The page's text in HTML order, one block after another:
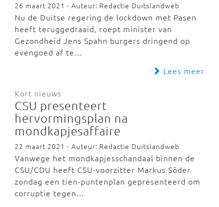
26 maart 2021 - Auteur: Redactie Duitslandweb
Nu de Duitse regering de lockdown met Pasen
heeft teruggedraaid, roept minister van
Gezondheid Jens Spahn burgers dringend op
evengoed af te…
Lees meer
Kort nieuws
CSU presenteert
hervormingsplan na
mondkapjesaffaire
22 maart 2021 - Auteur: Redactie Duitslandweb
Vanwege het mondkapjesschandaal binnen de
CSU/CDU heeft CSU-voorzitter Markus Söder
zondag een tien-puntenplan gepresenteerd om
corruptie tegen…